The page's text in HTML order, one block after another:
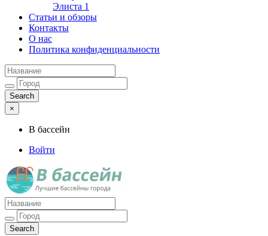
Элиста 1
Статьи и обзоры
Контакты
О нас
Политика конфиденциальности
×
В бассейн
Войти
Лучшие бассейны города